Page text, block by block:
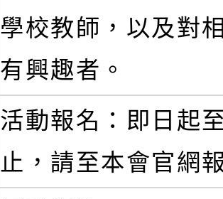
學校教師，以及對
有興趣者。
活動報名：即日起
止，請至本會官網